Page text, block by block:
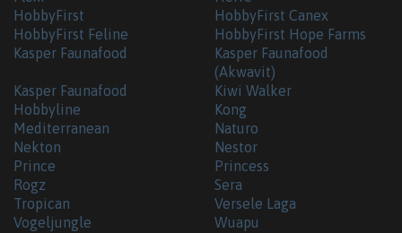
HobbyFirst
HobbyFirst Canex
HobbyFirst Feline
HobbyFirst Hope Farms
Kasper Faunafood
Kasper Faunafood
(Akwavit)
Kasper Faunafood
Hobbyline
Kiwi Walker
Kong
Mediterranean
Naturo
Nekton
Nestor
Prince
Princess
Rogz
Sera
Tropican
Versele Laga
Vogeljungle
Wuapu